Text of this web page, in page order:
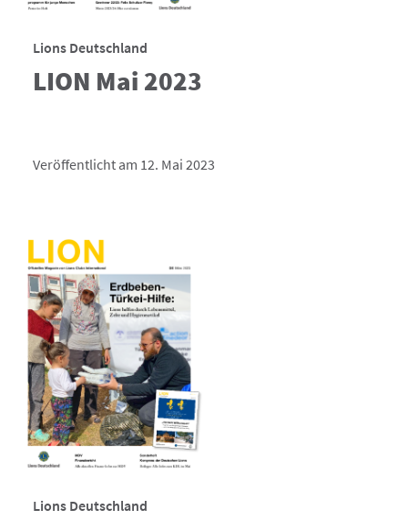
Lions Deutschland
LION Mai 2023
Veröffentlicht am 12. Mai 2023
Lions Deutschland